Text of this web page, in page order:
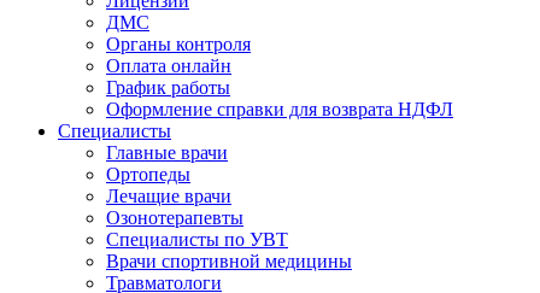
ДМС
Органы контроля
Оплата онлайн
График работы
Оформление справки для возврата НДФЛ
Специалисты
Главные врачи
Ортопеды
Лечащие врачи
Озонотерапевты
Специалисты по УВТ
Врачи спортивной медицины
Травматологи